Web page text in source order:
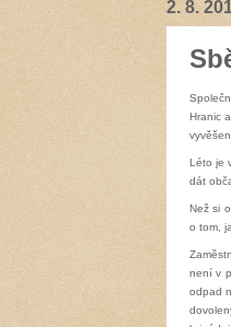
2. 8.
Hranic
Léto je
dát
Než si
o tom,
není v
odpad